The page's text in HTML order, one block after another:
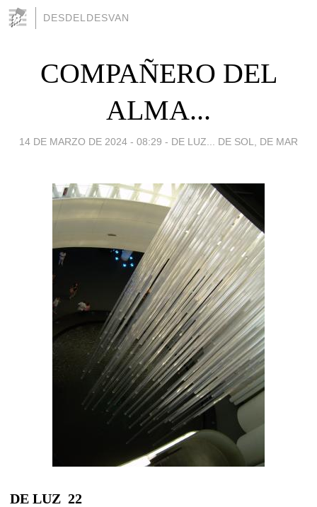
DESDELDESVAN
COMPAÑERO DEL
ALMA...
14 DE MARZO DE 2024 - 08:29 - DE LUZ... DE SOL, DE MAR
DE LUZ 22